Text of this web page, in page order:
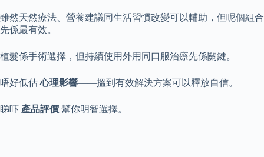
雖然天然療法、營養建議同生活習慣改變可以輔助，但呢個組合
先係最有效。
植髮係手術選擇，但持續使用外用同口服治療先係關鍵。
唔好低估心理影響——搵到有效解決方案可以釋放自信。
睇吓 產品評價 幫你明智選擇。